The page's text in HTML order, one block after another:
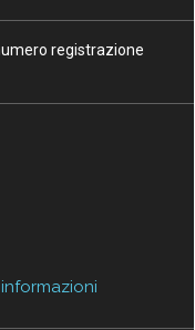
registrazione